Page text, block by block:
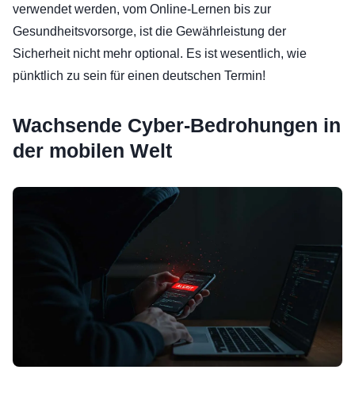
verwendet werden, vom Online-Lernen bis zur
Gesundheitsvorsorge, ist die Gewährleistung der
Sicherheit nicht mehr optional. Es ist wesentlich, wie
pünktlich zu sein für einen deutschen Termin!
Wachsende Cyber-Bedrohungen in
der mobilen Welt